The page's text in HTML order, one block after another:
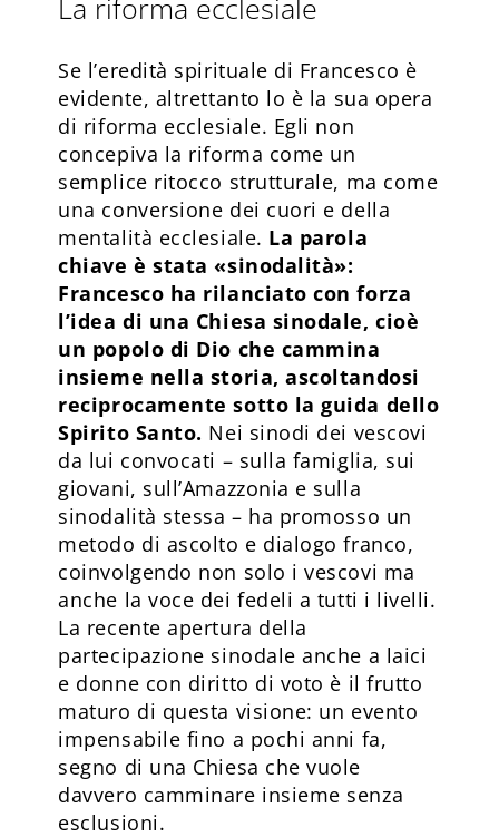
Se l’eredità spirituale di Francesco è
evidente, altrettanto lo è la sua opera
di riforma ecclesiale. Egli non
concepiva la riforma come un
semplice ritocco strutturale, ma come
una conversione dei cuori e della
mentalità ecclesiale. La parola
chiave è stata «sinodalità»:
Francesco ha rilanciato con forza
l’idea di una Chiesa sinodale, cioè
un popolo di Dio che cammina
insieme nella storia, ascoltandosi
reciprocamente sotto la guida dello
Spirito Santo. Nei sinodi dei vescovi
da lui convocati – sulla famiglia, sui
giovani, sull’Amazzonia e sulla
sinodalità stessa – ha promosso un
metodo di ascolto e dialogo franco,
coinvolgendo non solo i vescovi ma
anche la voce dei fedeli a tutti i livelli.
La recente apertura della
partecipazione sinodale anche a laici
e donne con diritto di voto è il frutto
maturo di questa visione: un evento
impensabile fino a pochi anni fa,
segno di una Chiesa che vuole
davvero camminare insieme senza
esclusioni.